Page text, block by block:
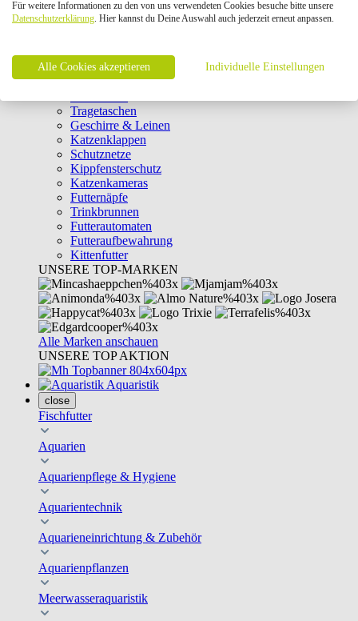
Intelligenzspielzeug
Laserpointer & Elektrospielzeug
Clicker & Target Sticks für Katzen
Weiteres Katzenspielzeug
Transportboxen
Tragetaschen
Geschirre & Leinen
Katzenklappen
Schutznetze
Kippfensterschutz
Katzenkameras
Futternäpfe
Trinkbrunnen
Futterautomaten
Futteraufbewahrung
Kittenfutter
UNSERE TOP-MARKEN
Alle Marken anschauen
UNSERE TOP AKTION
Aquaristik
close
Fischfutter
Aquarien
Aquarienpflege & Hygiene
Aquarientechnik
Aquarieneinrichtung & Zubehör
Aquarienpflanzen
Meerwasseraquaristik
Für weitere Informationen zu den von uns verwendeten Cookies besuche bitte unsere
Datenschutzerklärung. Hier kannst du Deine Auswahl auch jederzeit erneut anpassen.
Alle Cookies akzeptieren Individuelle Einstellungen